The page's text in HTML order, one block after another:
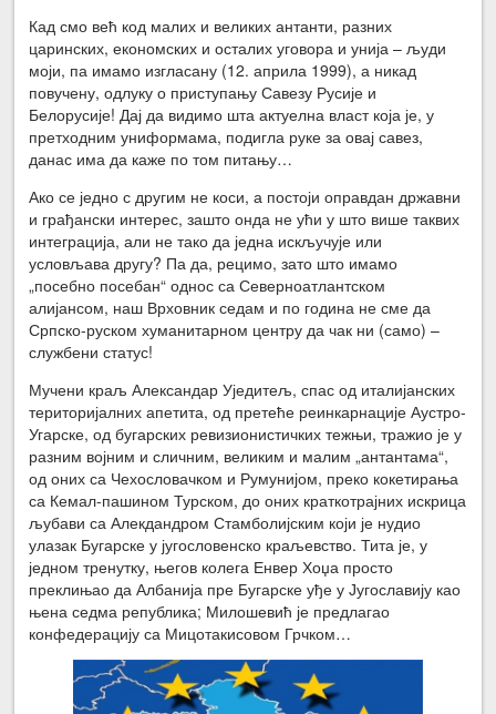
Кад смо већ код малих и великих антанти, разних
царинских, економских и осталих уговора и унија – људи
моји, па имамо изгласану (12. априла 1999), а никад
повучену, одлуку о приступању Савезу Русије и
Белорусије! Дај да видимо шта актуелна власт која је, у
претходним униформама, подигла руке за овај савез,
данас има да каже по том питању…
Ако се једно с другим не коси, а постоји оправдан државни
и грађански интерес, зашто онда не ући у што више таквих
интеграција, али не тако да једна искључује или
условљава другу? Па да, рецимо, зато што имамо
„посебно посебан“ однос са Северноатлантском
алијансом, наш Врховник седам и по година не сме да
Српско-руском хуманитарном центру да чак ни (само) –
службени статус!
Мучени краљ Александар Уједитељ, спас од италијанских
територијалних апетита, од претеће реинкарнације Аустро-
Угарске, од бугарских ревизионистичких тежњи, тражио је у
разним војним и сличним, великим и малим „антантама“,
од оних са Чехословачком и Румунијом, преко кокетирања
са Кемал-пашином Турском, до оних краткотрајних искрица
љубави са Алекдандром Стамболијским који је нудио
улазак Бугарске у југословенско краљевство. Тита је, у
једном тренутку, његов колега Енвер Хоџа просто
преклињао да Албанија пре Бугарске уђе у Југославију као
њена седма република; Милошевић је предлагао
конфедерацију са Мицотакисовом Грчком…